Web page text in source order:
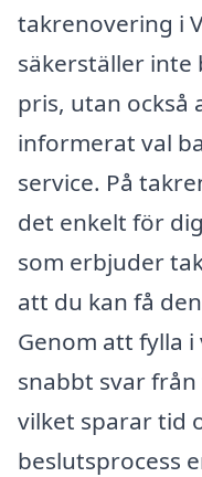
takrenovering i
säkerställer
pris, utan också
informerat val
service. På
det enkelt för
som erbjuder
att du kan få
Genom att fylla
snabbt svar
vilket sparar tid
beslutsprocess